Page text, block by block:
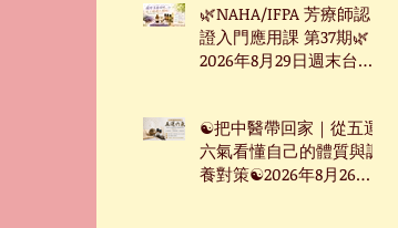
🌿NAHA/IFPA 芳療師認
證入門應用課 第37期🌿
2026年8月29日週末台北
☯把中醫帶回家｜從五運
六氣看懂自己的體質與調
養對策☯2026年8月26日